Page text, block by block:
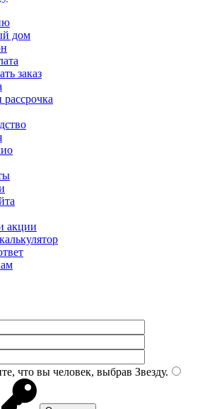
дом
заказ
акции
что вы человек, выбрав Звезду.